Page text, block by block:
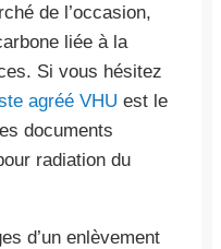
de l’occasion,
liée à la
Si vous hésitez
agréé VHU est le
documents
radiation du
d’un enlèvement